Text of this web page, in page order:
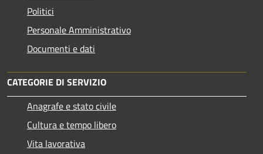
Politici
Personale Amministrativo
Documenti e dati
CATEGORIE DI SERVIZIO
Anagrafe e stato civile
Cultura e tempo libero
Vita lavorativa